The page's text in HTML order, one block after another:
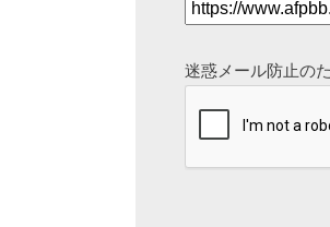
迷惑メール防止の